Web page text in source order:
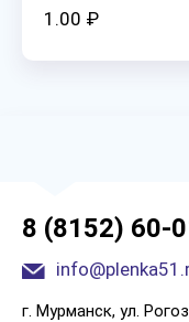
1.00 ₽
8 (8152) 60-
г. Мурманск, ул.